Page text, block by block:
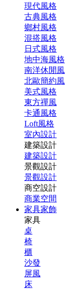
現代風格
古典風格
鄉村風格
混搭風格
日式風格
地中海風格
南洋休閒風
北歐簡約風
美式風格
東方禪風
卡通風格
Loft風格
室內設計
建築設計
建築設計
景觀設計
景觀設計
商空設計
商業空間
家具家飾
家具
桌
椅
櫃
沙發
屏風
床